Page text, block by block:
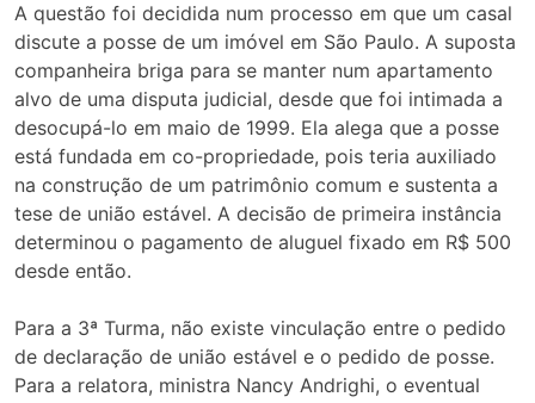
A questão foi decidida num processo em que um casal
discute a posse de um imóvel em São Paulo. A suposta
companheira briga para se manter num apartamento
alvo de uma disputa judicial, desde que foi intimada a
desocupá-lo em maio de 1999. Ela alega que a posse
está fundada em co-propriedade, pois teria auxiliado
na construção de um patrimônio comum e sustenta a
tese de união estável. A decisão de primeira instância
determinou o pagamento de aluguel fixado em R$ 500
desde então.
Para a 3ª Turma, não existe vinculação entre o pedido
de declaração de união estável e o pedido de posse.
Para a relatora, ministra Nancy Andrighi, o eventual